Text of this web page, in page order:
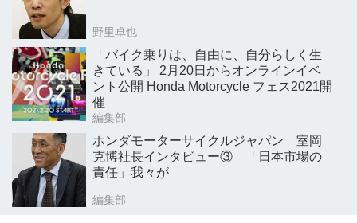
野里卓也
「バイク乗りは、自由に、自分らしく生
きている」 2月20日からオンラインイベ
ント公開 Honda Motorcycle フェス2021開
催
編集部
ホンダモーターサイクルジャパン 室岡
克博社長インタビュー③ 「日本市場の
責任」我々が
編集部